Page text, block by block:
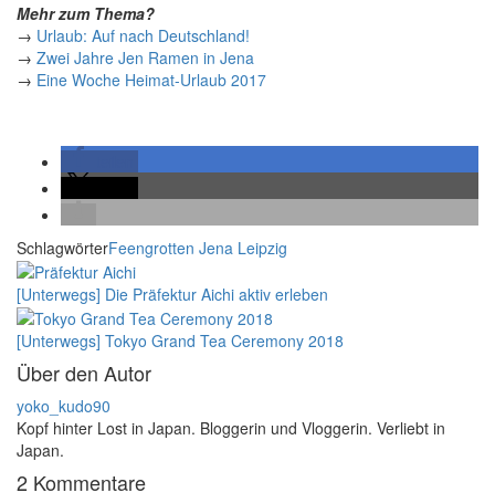
Mehr zum Thema?
→ Urlaub: Auf nach Deutschland!
→ Zwei Jahre Jen Ramen in Jena
→ Eine Woche Heimat-Urlaub 2017
SchlagwörterFeengrotten Jena Leipzig
[Unterwegs] Die Präfektur Aichi aktiv erleben
[Unterwegs] Tokyo Grand Tea Ceremony 2018
Über den Autor
yoko_kudo90
Kopf hinter Lost in Japan. Bloggerin und Vloggerin. Verliebt in
Japan.
2 Kommentare